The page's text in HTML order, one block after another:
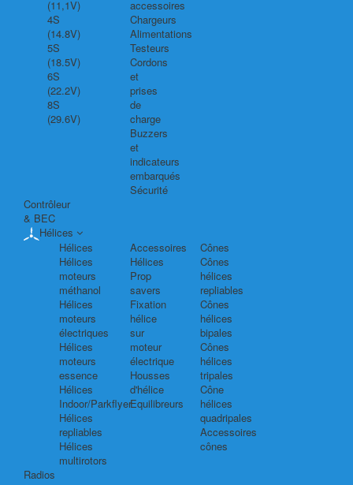
(11,1V)
4S
(14.8V)
5S
(18.5V)
6S
(22.2V)
8S
(29.6V)
accessoires
Chargeurs
Alimentations
Testeurs
Cordons
et
prises
de
charge
Buzzers
et
indicateurs
embarqués
Sécurité
Contrôleur
& BEC
Hélices
Hélices
Hélices
moteurs
méthanol
Hélices
moteurs
électriques
Hélices
moteurs
essence
Hélices
Indoor/Parkflyer
Hélices
repliables
Hélices
multirotors
Accessoires
Hélices
Prop
savers
Fixation
hélice
sur
moteur
électrique
Housses
d'hélice
Equilibreurs
Cônes
Cônes
hélices
repliables
Cônes
hélices
bipales
Cônes
hélices
tripales
Cône
hélices
quadripales
Accessoires
cônes
Radios